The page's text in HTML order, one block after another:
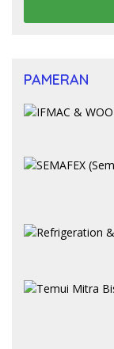
PAMERAN